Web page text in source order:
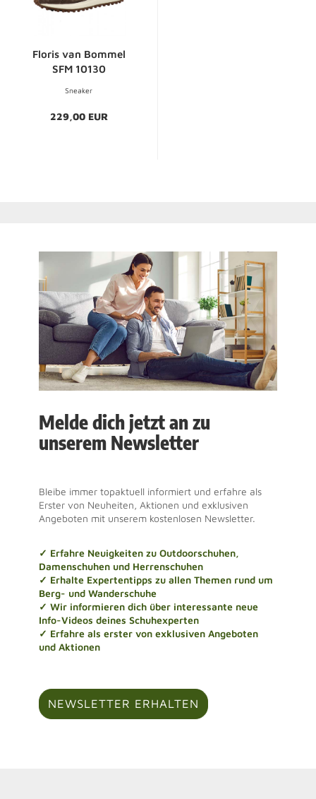
Floris van Bommel
SFM 10130
Sneaker
229,00 EUR
Melde dich jetzt an zu
unserem Newsletter
Bleibe immer topaktuell informiert und erfahre als
Erster von Neuheiten, Aktionen und exklusiven
Angeboten mit unserem kostenlosen Newsletter.
✓ Erfahre Neuigkeiten zu Outdoorschuhen,
Damenschuhen und Herrenschuhen
✓ Erhalte Expertentipps zu allen Themen rund um
Berg- und Wanderschuhe
✓ Wir informieren dich über interessante neue
Info-Videos deines Schuhexperten
✓ Erfahre als erster von exklusiven Angeboten
und Aktionen
NEWSLETTER ERHALTEN